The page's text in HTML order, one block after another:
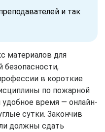
и так
материалов для
безопасности,
в короткие
по пожарной
время — онлайн-
сутки. Закончив
должны сдать